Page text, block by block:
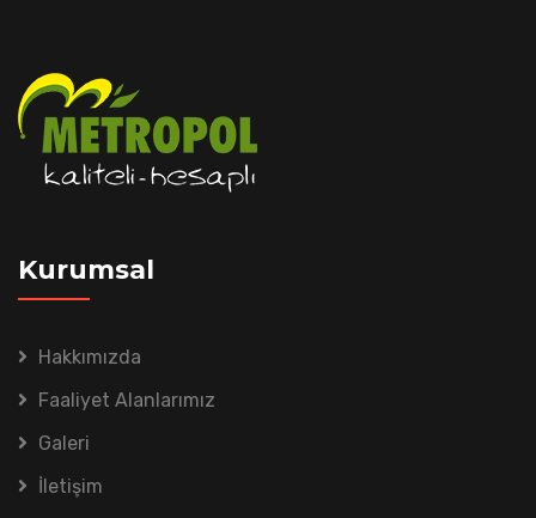
Kurumsal
Hakkımızda
Faaliyet Alanlarımız
Galeri
İletişim